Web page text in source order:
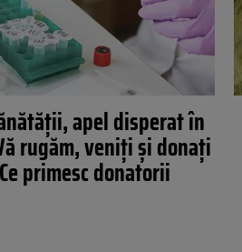
apel disperat în
rugăm, veniți și donați
primesc donatorii